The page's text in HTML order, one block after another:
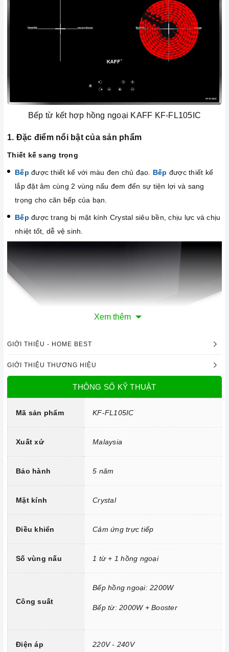
Bếp từ kết hợp hồng ngoại KAFF KF-FL105IC
1. Đặc điểm nổi bật của sản phẩm
Thiết kế sang trọng
Bếp được thiết kế với màu đen chủ đạo. Bếp được thiết kế
lắp đặt âm cùng 2 vùng nấu đem đến sự tiện lợi và sang
trọng cho căn bếp của bạn.
Bếp được trang bị mặt kính Crystal siêu bền, chịu lực và chịu
nhiệt tốt, dễ vệ sinh.
Mặt kính Crystal, chịu lực, chịu nhiệt
Công nghệ hiện đại
Bo mạch IGBT SIMENS Made in Germany
Đầu đốt EGO Made in Germany
Công nghệ biến tần INVERTER tiết kiệm 40% điện năng.
Trang bị 9 dải công suất nấu.
Công nghệ hiện đại
Tính năng vượt trội
Chức năng Tự động chia sẻ công suất:
Xem thêm
GIỚI THIỆU - HOME BEST
GIỚI THIỆU THƯƠNG HIỆU
THÔNG SỐ KỸ THUẬT
Mã sản phẩm KF-FL105IC
Xuất xứ Malaysia
Bảo hành 5 năm
Mặt kính Crystal
Điều khiển Cảm ứng trực tiếp
Số vùng nấu 1 từ + 1 hồng ngoại
Công suất
Bếp hồng ngoại: 2200W
Bếp từ: 2000W + Booster
Điện áp 220V - 240V